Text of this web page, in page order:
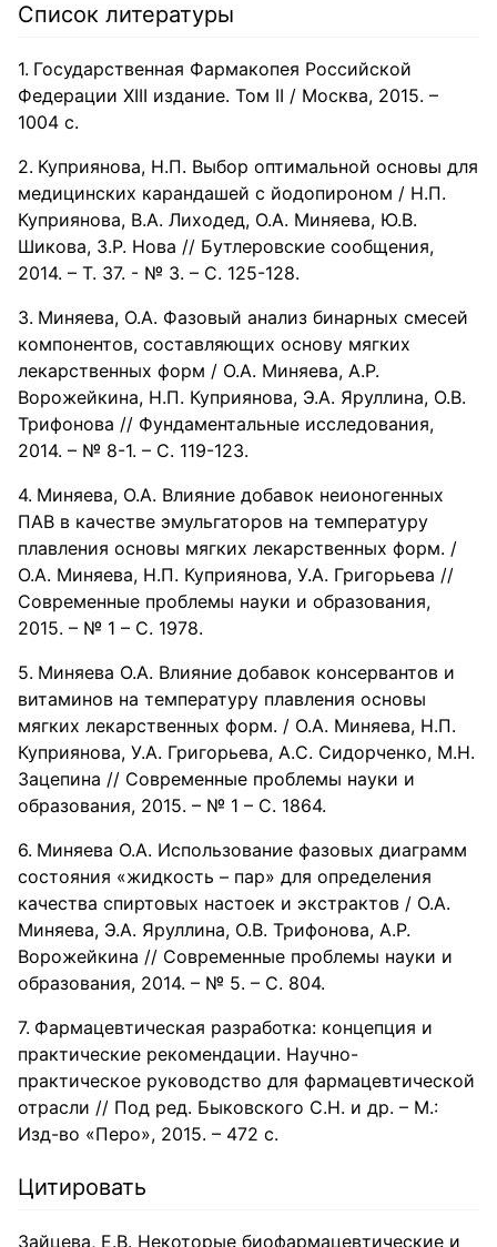
Список литературы
Государственная Фармакопея Российской
Федерации XIII издание. Том II / Москва, 2015. –
1004 с.
Куприянова, Н.П. Выбор оптимальной основы для
медицинских карандашей с йодопироном / Н.П.
Куприянова, В.А. Лиходед, О.А. Миняева, Ю.В.
Шикова, З.Р. Нова // Бутлеровские сообщения,
2014. – Т. 37. - № 3. – С. 125-128.
Миняева, О.А. Фазовый анализ бинарных смесей
компонентов, составляющих основу мягких
лекарственных форм / О.А. Миняева, А.Р.
Ворожейкина, Н.П. Куприянова, Э.А. Яруллина, О.В.
Трифонова // Фундаментальные исследования,
2014. – № 8-1. – С. 119-123.
Миняева, О.А. Влияние добавок неионогенных
ПАВ в качестве эмульгаторов на температуру
плавления основы мягких лекарственных форм. /
О.А. Миняева, Н.П. Куприянова, У.А. Григорьева //
Современные проблемы науки и образования,
2015. – № 1 – С. 1978.
Миняева О.А. Влияние добавок консервантов и
витаминов на температуру плавления основы
мягких лекарственных форм. / О.А. Миняева, Н.П.
Куприянова, У.А. Григорьева, А.С. Сидорченко, М.Н.
Зацепина // Современные проблемы науки и
образования, 2015. – № 1 – С. 1864.
Миняева О.А. Использование фазовых диаграмм
состояния «жидкость – пар» для определения
качества спиртовых настоек и экстрактов / О.А.
Миняева, Э.А. Яруллина, О.В. Трифонова, А.Р.
Ворожейкина // Современные проблемы науки и
образования, 2014. – № 5. – С. 804.
Фармацевтическая разработка: концепция и
практические рекомендации. Научно-
практическое руководство для фармацевтической
отрасли // Под ред. Быковского С.Н. и др. – М.:
Изд-во «Перо», 2015. – 472 с.
Цитировать
Зайцева, Е.В. Некоторые биофармацевтические и